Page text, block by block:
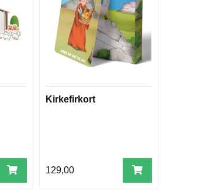
Kirkefirkort
129,00